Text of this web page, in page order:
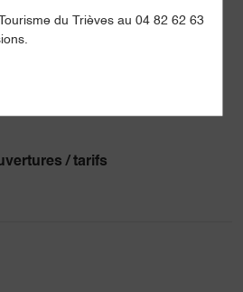
Vercors et Trièves étaient une
aujourd'hui les activités de
montagnes et que c'est dans la
que je trouve l'essence de mon
/ tarifs
du Trièves au 04 82 62 63